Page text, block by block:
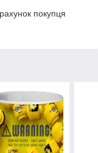
покупця